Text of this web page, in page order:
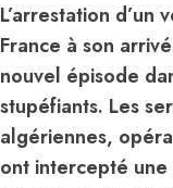
L’arrestation
France à son
nouvel épisode
stupéfiants. Les
algériennes,
ont intercepté